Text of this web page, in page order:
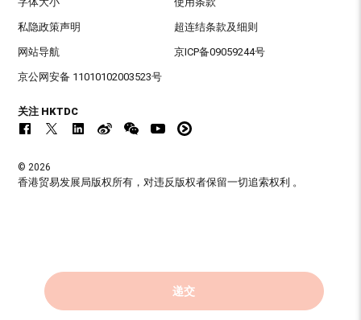
递交
私隐政策声明 超连结条款及细则
网站导航 京ICP备09059244号
京公网安备 11010102003523号
关注 HKTDC
© 2026
香港贸易发展局版权所有，对违反版权者保留一切追索权利 。